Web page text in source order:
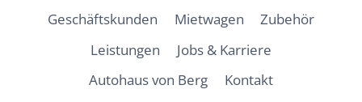
Geschäftskunden
Mietwagen
Zubehör
Leistungen
Jobs & Karriere
Autohaus von Berg
Kontakt